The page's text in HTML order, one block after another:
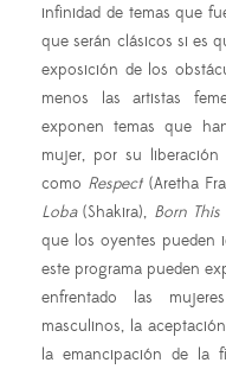
infinidad de temas que
que serán clásicos si es
exposición de los
menos las artistas
exponen temas que
mujer, por su liberación
como Respect (Aretha
Loba(Shakira), Born
que los oyentes pueden
este programa pueden
enfrentado las
masculinos, la
la emancipación de la